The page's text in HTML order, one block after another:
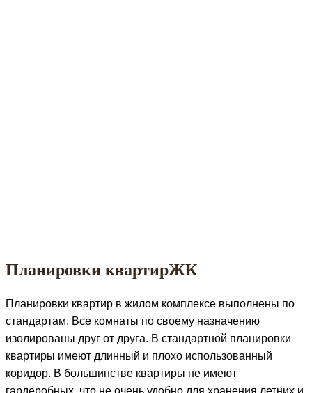
Планировки квартирЖК
Планировки квартир в жилом комплексе выполнены по
стандартам. Все комнаты по своему назначению
изолированы друг от друга. В стандартной планировки
квартиры имеют длинный и плохо использованный
коридор. В большинстве квартиры не имеют
гардеробных, что не очень удобно для хранения летних и